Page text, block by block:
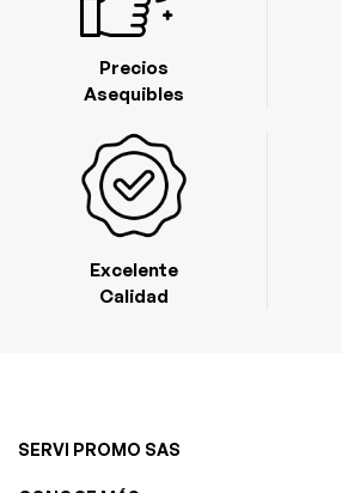
Excelente
Calidad
Precios
Asequibles
SERVI PROMO SAS